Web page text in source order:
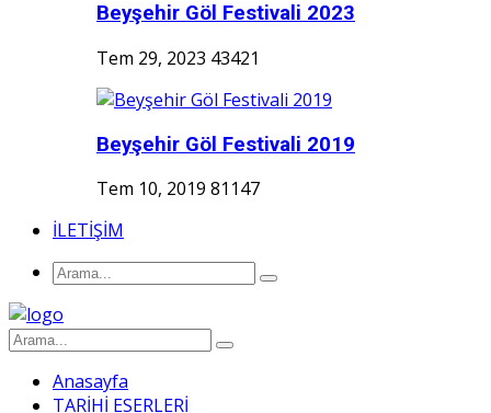
Beyşehir Göl Festivali 2023
Tem 29, 2023 43421
Beyşehir Göl Festivali 2019
Tem 10, 2019 81147
İLETİŞİM
Anasayfa
TARİHİ ESERLERİ